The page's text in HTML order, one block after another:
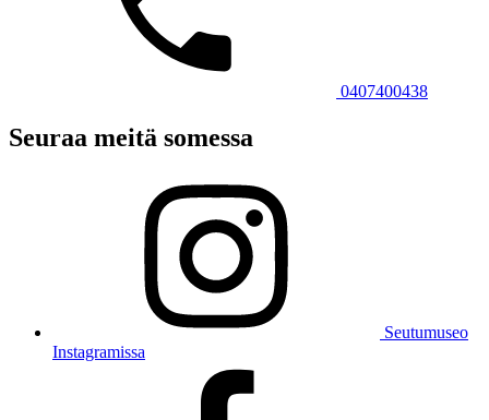
0407400438
Seuraa meitä somessa
Seutumuseo
Instagramissa